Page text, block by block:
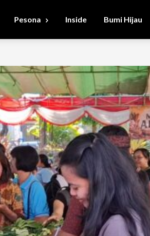
Pesona Inside Bumi Hijau